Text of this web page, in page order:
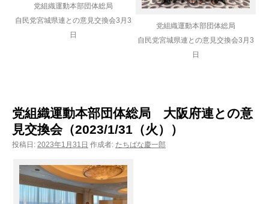
党組織運動本部団体総局
自民党宮城県連との意見交換会3月3
日
党組織運動本部団体総局
自民党宮城県連との意見交換会3月3
日
党組織運動本部団体総局 大阪府連との意
見交換会（2023/1/31（火））
投稿日: 2023年1月31日 作成者: たちばな慶一郎